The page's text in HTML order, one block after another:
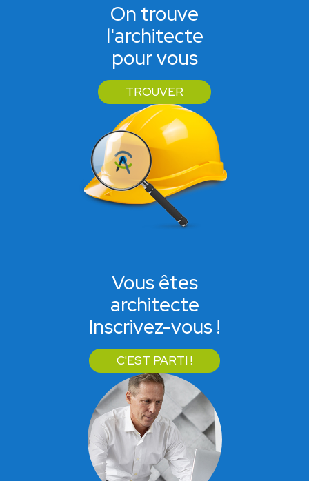
On trouve
l'architecte
pour vous
TROUVER
Vous êtes
architecte
Inscrivez-vous !
C'EST PARTI !